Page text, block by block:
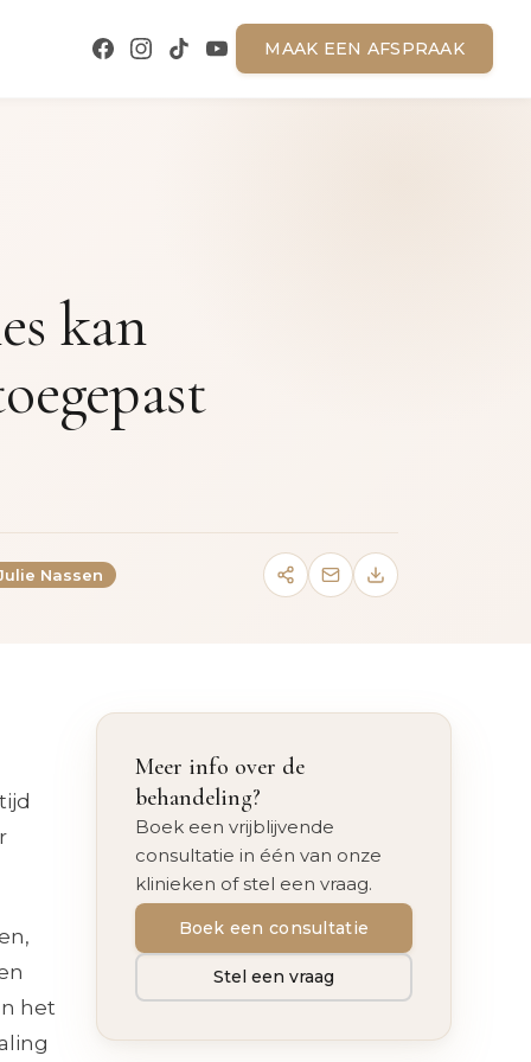
MAAK EEN AFSPRAAK
kan
Nassen
het
Meer info over de
behandeling?
Boek een vrijblijvende
consultatie in één van onze
klinieken of stel een vraag.
Boek een consultatie
Stel een vraag